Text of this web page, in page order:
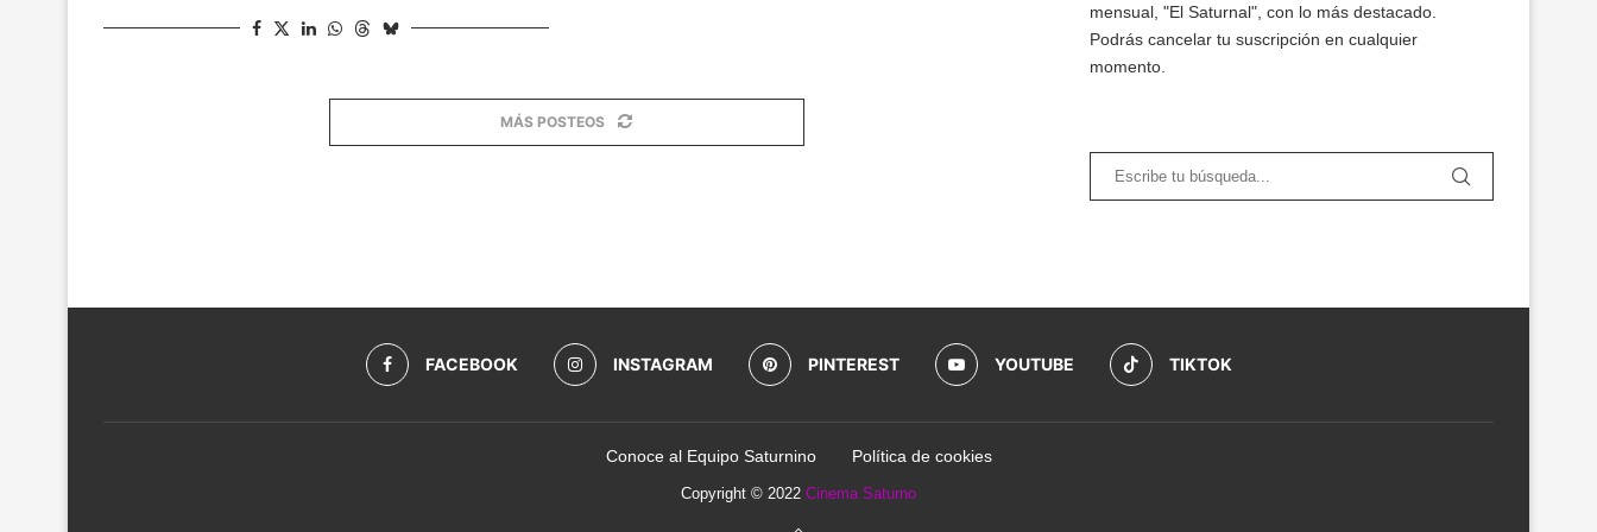
MÁS POSTEOS
mensual, "El Saturnal", con lo más destacado.
Podrás cancelar tu suscripción en cualquier
momento.
FACEBOOK INSTAGRAM PINTEREST YOUTUBE TIKTOK
Conoce al Equipo Saturnino Política de cookies
Copyright © 2022 Cinema Saturno